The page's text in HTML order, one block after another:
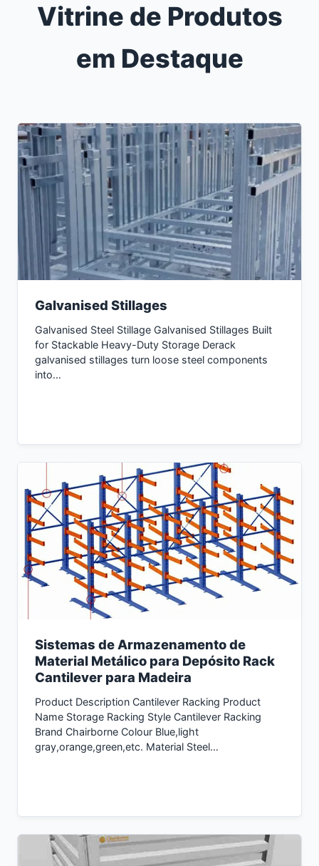
Vitrine de Produtos
em Destaque
Galvanised Stillages
Galvanised Steel Stillage Galvanised Stillages Built
for Stackable Heavy-Duty Storage Derack
galvanised stillages turn loose steel components
into…
Sistemas de Armazenamento de
Material Metálico para Depósito Rack
Cantilever para Madeira
Product Description Cantilever Racking Product
Name Storage Racking Style Cantilever Racking
Brand Chairborne Colour Blue,light
gray,orange,green,etc. Material Steel…